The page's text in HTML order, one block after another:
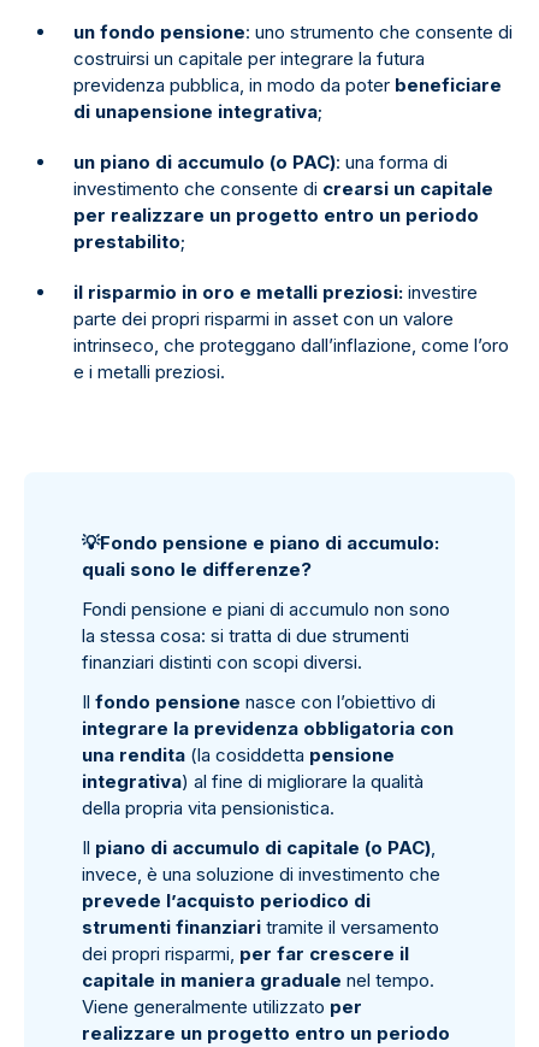
un fondo pensione: uno strumento che consente di
costruirsi un capitale per integrare la futura
previdenza pubblica, in modo da poter beneficiare
di unapensione integrativa;
un piano di accumulo (o PAC): una forma di
investimento che consente di crearsi un capitale
per realizzare un progetto entro un periodo
prestabilito;
il risparmio in oro e metalli preziosi: investire
parte dei propri risparmi in asset con un valore
intrinseco, che proteggano dall’inflazione, come l’oro
e i metalli preziosi.
💡Fondo pensione e piano di accumulo:
quali sono le differenze?
Fondi pensione e piani di accumulo non sono
la stessa cosa: si tratta di due strumenti
finanziari distinti con scopi diversi.
Il fondo pensione nasce con l’obiettivo di
integrare la previdenza obbligatoria con
una rendita (la cosiddetta pensione
integrativa) al fine di migliorare la qualità
della propria vita pensionistica.
Il piano di accumulo di capitale (o PAC),
invece, è una soluzione di investimento che
prevede l’acquisto periodico di
strumenti finanziari tramite il versamento
dei propri risparmi, per far crescere il
capitale in maniera graduale nel tempo.
Viene generalmente utilizzato per
realizzare un progetto entro un periodo